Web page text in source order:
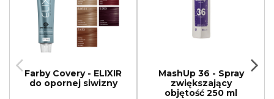
Farby Covery - ELIXIR
do opornej siwizny
MashUp 36 - Spray
zwiększający
objętość 250 ml